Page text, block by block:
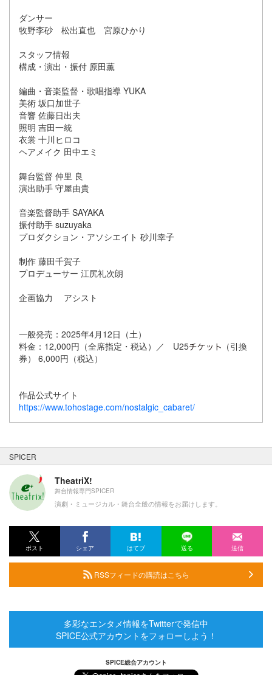
ダンサー
牧野李砂 松出直也 宮原ひかり
スタッフ情報
構成・演出・振付 原田薫
編曲・音楽監督・歌唱指導 YUKA
美術 坂口加世子
音響 佐藤日出夫
照明 吉田一統
衣裳 十川ヒロコ
ヘアメイク 田中エミ
舞台監督 仲里 良
演出助手 守屋由貴
音楽監督助手 SAYAKA
振付助手 suzuyaka
プロダクション・アソシエイト 砂川幸子
制作 藤田千賀子
プロデューサー 江尻礼次朗
企画協力 アシスト
一般発売：2025年4月12日（土）
料金：12,000円（全席指定・税込）／ U25
（引換
券） 6,000円（税込）
作品公式サイト
https://www.tohostage.com/nostalgic_cabaret/
SPICER
TheatriX!
舞台情報専門SPICER
演劇・ミュージカル・舞台全般の情報をお届けします。
ポスト シェア はてブ 送る 送信
RSSフィードの購読はこちら
多彩なエンタメ情報をTwitterで発信中
SPICE公式アカウントをフォローしよう！
SPICE総合アカウント